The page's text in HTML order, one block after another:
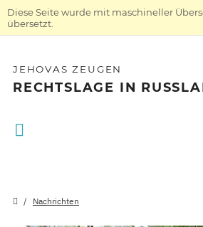
Diese Seite wurde mit maschineller
übersetzt.
JEHOVAS ZEUGEN
RECHTSLAGE IN
Nachrichten